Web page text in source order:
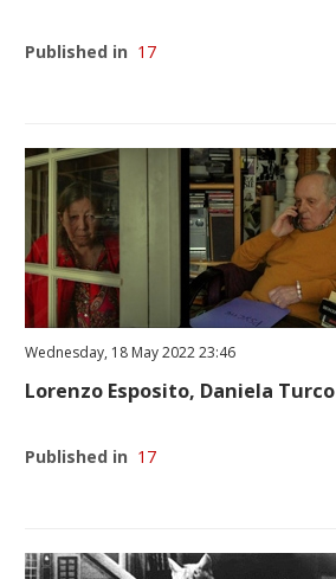
Published in 17
Wednesday, 18 May 2022 23:46
Lorenzo Esposito, Daniela Turco
Published in 17